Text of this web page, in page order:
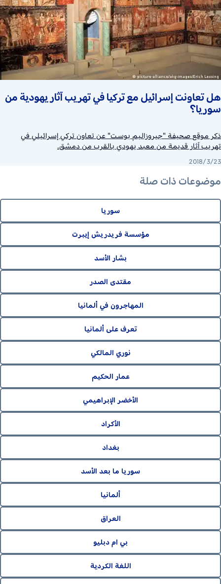
هل تعاونت إسرائيل مع تركيا في تهريب آثار يهودية من
سوريا؟
ذكر موقع صحيفة "جيروزاليم بوست" عن تعاون تركي إسرائيلي في
تهريب آثار قديمة من معبد يهودي بالقرب من دمشق.
2018/3/23
موضوعات ذات صلة
سوريا
مؤسسة فريدريش إيبرت
بشار الأسد
مقتدى الصدر
المهاجرون في ألمانيا
تعرف على ألمانيا
نوري المالكي
عمار الحكيم
الأخضر الإبراهيمي
الأكراد
بغداد
سوريا ما بعد الأسد
ألمانيا
العراق
بي ام دبليو
اللغة الكردية